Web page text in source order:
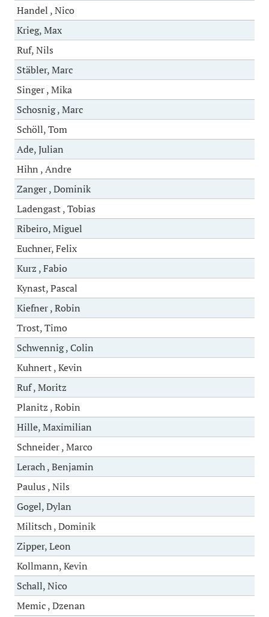
Handel , Nico
Krieg, Max
Ruf, Nils
Stäbler, Marc
Singer , Mika
Schosnig , Marc
Schöll, Tom
Ade, Julian
Hihn , Andre
Zanger , Dominik
Ladengast , Tobias
Ribeiro, Miguel
Euchner, Felix
Kurz , Fabio
Kynast, Pascal
Kiefner , Robin
Trost, Timo
Schwennig , Colin
Kuhnert , Kevin
Ruf , Moritz
Planitz , Robin
Hille, Maximilian
Schneider , Marco
Lerach , Benjamin
Paulus , Nils
Gogel, Dylan
Militsch , Dominik
Zipper, Leon
Kollmann, Kevin
Schall, Nico
Memic , Dzenan